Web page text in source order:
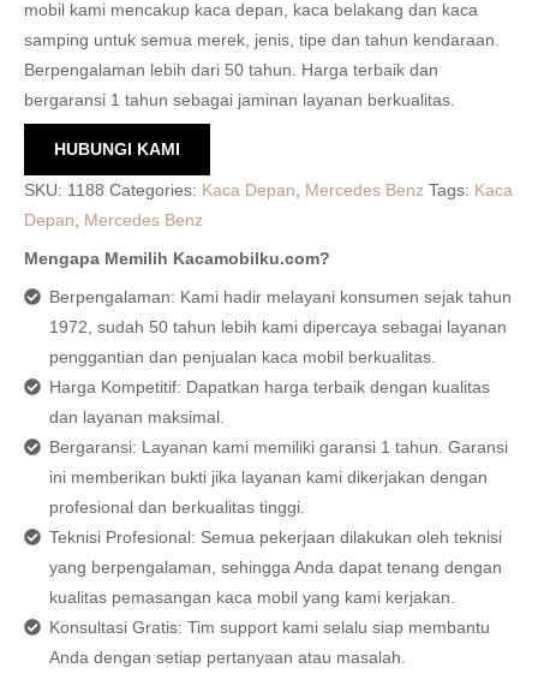
mobil kami mencakup kaca depan, kaca belakang dan kaca
samping untuk semua merek, jenis, tipe dan tahun kendaraan.
Berpengalaman lebih dari 50 tahun. Harga terbaik dan
bergaransi 1 tahun sebagai jaminan layanan berkualitas.
HUBUNGI KAMI
SKU: 1188 Categories: Kaca Depan, Mercedes Benz Tags: Kaca
Depan, Mercedes Benz
Mengapa Memilih Kacamobilku.com?
Berpengalaman: Kami hadir melayani konsumen sejak tahun
1972, sudah 50 tahun lebih kami dipercaya sebagai layanan
penggantian dan penjualan kaca mobil berkualitas.
Harga Kompetitif: Dapatkan harga terbaik dengan kualitas
dan layanan maksimal.
Bergaransi: Layanan kami memiliki garansi 1 tahun. Garansi
ini memberikan bukti jika layanan kami dikerjakan dengan
profesional dan berkualitas tinggi.
Teknisi Profesional: Semua pekerjaan dilakukan oleh teknisi
yang berpengalaman, sehingga Anda dapat tenang dengan
kualitas pemasangan kaca mobil yang kami kerjakan.
Konsultasi Gratis: Tim support kami selalu siap membantu
Anda dengan setiap pertanyaan atau masalah.